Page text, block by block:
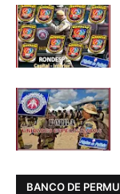
BANCO DE